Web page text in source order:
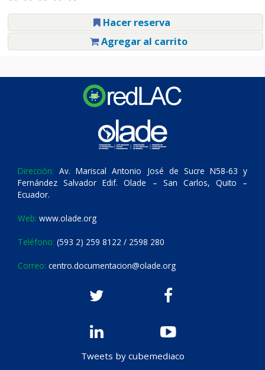
Hacer reserva
Agregar al carrito
Dirección: Av. Mariscal Antonio José de Sucre N58-63 y
Fernández Salvador Edif. Olade – San Carlos, Quito –
Ecuador.
Web: www.olade.org
Teléfono: (593 2) 259 8122 / 2598 280
Correo: centro.documentacion@olade.org
Tweets by cubemediaco